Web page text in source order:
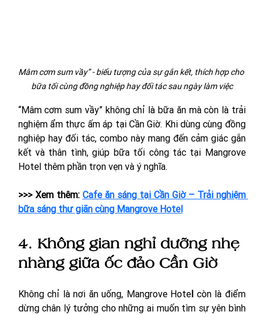
Mâm cơm sum vầy” - biểu tượng của sự gắn kết, thích hợp cho
bữa tối cùng đồng nghiệp hay đối tác sau ngày làm việc
“Mâm cơm sum vầy” không chỉ là bữa ăn mà còn là trải
nghiệm ẩm thực ấm áp tại Cần Giờ. Khi dùng cùng đồng
nghiệp hay đối tác, combo này mang đến cảm giác gắn
kết và thân tình, giúp bữa tối công tác tại Mangrove
Hotel thêm phần trọn vẹn và ý nghĩa.
>>> Xem thêm: Cafe ăn sáng tại Cần Giờ – Trải nghiệm
bữa sáng thư giãn cùng Mangrove Hotel
4. Không gian nghỉ dưỡng nhẹ
nhàng giữa ốc đảo Cần Giờ
Không chỉ là nơi ăn uống, Mangrove Hotel còn là điểm
dừng chân lý tưởng cho những ai muốn tìm sự yên bình